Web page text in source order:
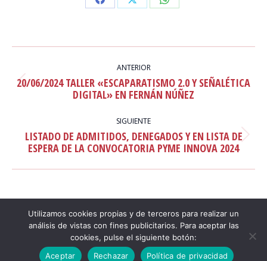
Share Share Share
ENTRE
PUBLICACIONES
ANTERIOR
Publicación
anterior:
20/06/2024 TALLER «ESCAPARATISMO 2.0 Y SEÑALÉTICA
DIGITAL» EN FERNÁN NÚÑEZ
SIGUIENTE
Publicación
siguiente:
LISTADO DE ADMITIDOS, DENEGADOS Y EN LISTA DE
ESPERA DE LA CONVOCATORIA PYME INNOVA 2024
© Camara de Comercio de Córdoba - 2021. Todos los derechos
Utilizamos cookies propias y de terceros para realizar un
análisis de vistas con fines publicitarios. Para aceptar las
cookies, pulse el siguiente botón:
Aceptar
Rechazar Política de privacidad